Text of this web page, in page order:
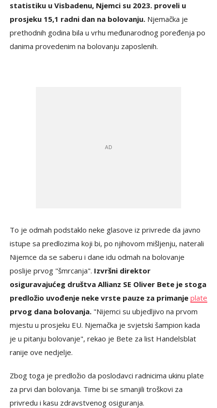
statistiku u Visbadenu, Njemci su 2023. proveli u
prosjeku 15,1 radni dan na bolovanju. Njemačka je
prethodnih godina bila u vrhu međunarodnog poređenja po
danima provedenim na bolovanju zaposlenih.
To je odmah podstaklo neke glasove iz privrede da javno
istupe sa predlozima koji bi, po njihovom mišljenju, naterali
Nijemce da se saberu i dane idu odmah na bolovanje
poslije prvog "šmrcanja". Izvršni direktor
osiguravajućeg društva Allianz SE Oliver Bete je stoga
predložio uvođenje neke vrste pauze za primanje plate
prvog dana bolovanja. "Nijemci su ubjedljivo na prvom
mjestu u prosjeku EU. Njemačka je svjetski šampion kada
je u pitanju bolovanje", rekao je Bete za list Handelsblat
ranije ove nedjelje.
Zbog toga je predložio da poslodavci radnicima ukinu plate
za prvi dan bolovanja. Time bi se smanjili troškovi za
privredu i kasu zdravstvenog osiguranja.